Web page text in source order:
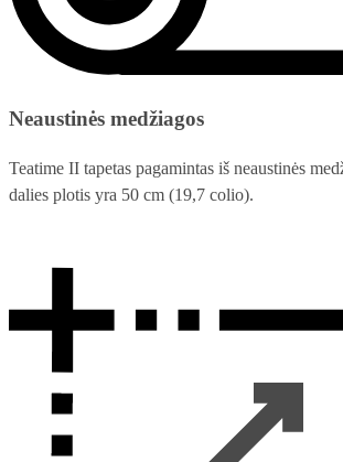
Neaustinės medžiagos
Teatime II tapetas pagamintas iš neaustinės
dalies plotis yra 50 cm (19,7 colio).